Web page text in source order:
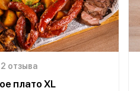
2 отзыва
плато XL